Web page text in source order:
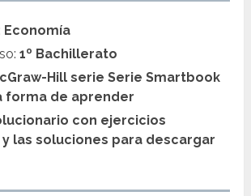
Economía
1º Bachillerato
Hill serie Serie Smartbook
forma de aprender
con ejercicios
las soluciones para descargar